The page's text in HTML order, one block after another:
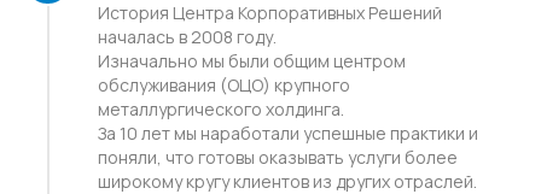
История Центра Корпоративных Решений
началась в 2008 году.
Изначально мы были общим центром
обслуживания (ОЦО) крупного
металлургического холдинга.
За 10 лет мы наработали успешные практики и
поняли, что готовы оказывать услуги более
широкому кругу клиентов из других отраслей.